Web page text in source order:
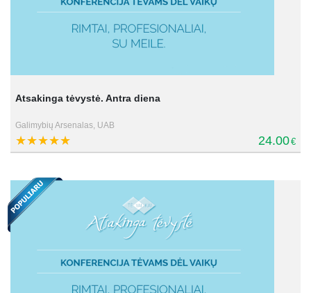
Atsakinga tėvystė. Antra diena
Galimybių Arsenalas, UAB
24.00€